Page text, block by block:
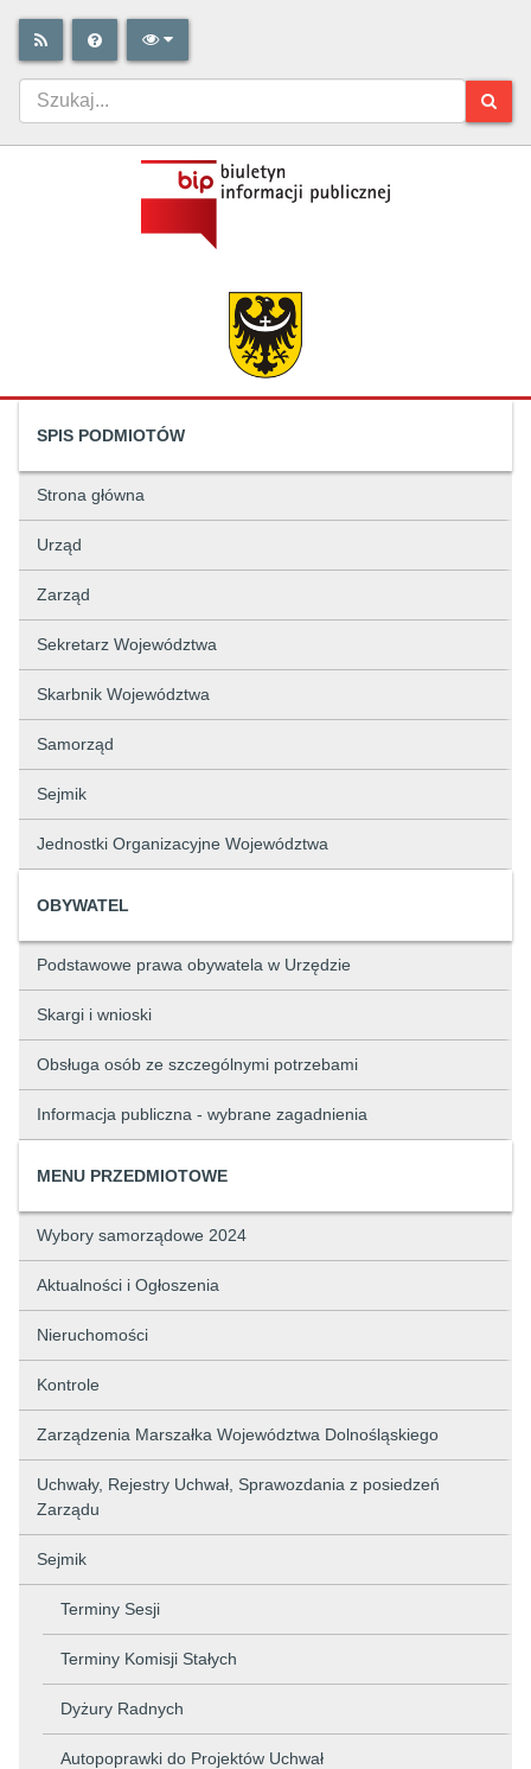
SPIS PODMIOTÓW
Strona główna
Urząd
Zarząd
Sekretarz Województwa
Skarbnik Województwa
Samorząd
Sejmik
Jednostki Organizacyjne Województwa
OBYWATEL
Podstawowe prawa obywatela w Urzędzie
Skargi i wnioski
Obsługa osób ze szczególnymi potrzebami
Informacja publiczna - wybrane zagadnienia
MENU PRZEDMIOTOWE
Wybory samorządowe 2024
Aktualności i Ogłoszenia
Nieruchomości
Kontrole
Zarządzenia Marszałka Województwa Dolnośląskiego
Uchwały, Rejestry Uchwał, Sprawozdania z posiedzeń
Zarządu
Sejmik
Terminy Sesji
Terminy Komisji Stałych
Dyżury Radnych
Autopoprawki do Projektów Uchwał